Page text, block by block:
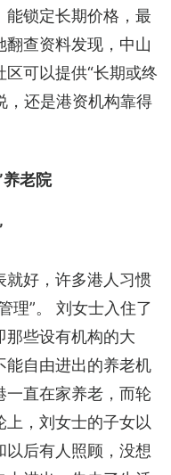
能锁定长期价格，最
查资料发现，中山
可以提供“长期或终
，还是港资机构靠得
老院
就好，许多港人习惯
理”。 刘女士入住了
那些设有机构的大
能自由进出的养老机
一直在家养老，而轮
，刘女士的子女以
后有人照顾，没想